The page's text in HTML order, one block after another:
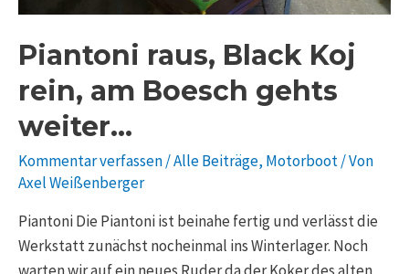
Piantoni raus, Black Koj
rein, am Boesch gehts
weiter…
Kommentar verfassen/Alle Beiträge, Motorboot/ Von
Axel Weißenberger
Piantoni Die Piantoni ist beinahe fertig und verlässt die
Werkstatt zunächst nocheinmal ins Winterlager. Noch
weiter…